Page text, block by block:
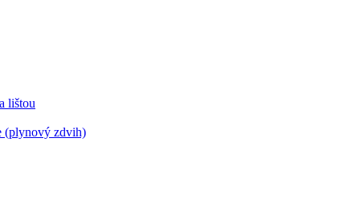
lištou
(plynový zdvih)